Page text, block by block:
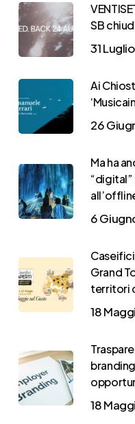
SB
31
Ai
26
Ma ha
6
Grand
territori
18
18